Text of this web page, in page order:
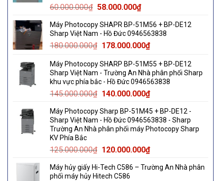
60.000.000₫ Original
was:
60.000.000₫.
58.000.000₫Current
is:
58.000.000₫.
Máy Photocopy SHAPR BP-51M56 + BP-DE12
Sharp Việt Nam - Hồ Đức 0946563838
180.000.000₫ Original
was:
180.000.000₫.
178.000.000₫Current
is:
178.000.000₫.
Máy Photocopy SHARP BP-51M55 + BP-DE12
Sharp Việt Nam - Trường An Nhà phân phối Sharp
khu vực phía bắc - Hồ Đức 0946563838
145.000.000₫ Original
was:
145.000.000₫.
140.000.000₫Current
is:
140.000.000₫.
Máy Photocopy Sharp BP-51M45 + BP-DE12 -
Sharp Việt Nam - Hồ Đức 0946563838 - Sharp
Trường An Nhà phân phối máy Photocopy Sharp
KV Phía Bắc
125.000.000₫ Original
was:
120.000.000₫Current
is:
Máy hủy giấy Hi-Tech C586 – Trường An Nhà phân
phối máy hủy Hitech C586